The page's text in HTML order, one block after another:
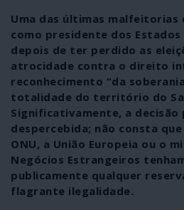
Uma das últimas malfeitorias
como presidente dos Estados
depois de ter perdido as
atrocidade contra o direito
reconhecimento “da
totalidade do território do
Significativamente, a decisão
despercebida; não consta
ONU, a União Europeia ou o
Negócios Estrangeiros
publicamente qualquer
flagrante ilegalidade.